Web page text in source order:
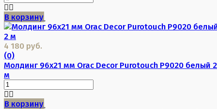
В корзину
4 180 руб.
(0)
Молдинг 96х21 мм Orac Decor Purotouch P9020 белый 2
м
В корзину